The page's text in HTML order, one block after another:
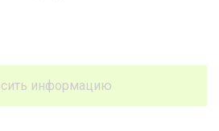
информацию